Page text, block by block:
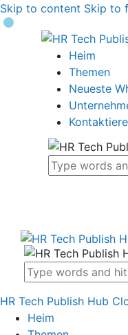
Skip to content Skip to
Heim
Themen
Neueste
HR Tech Publish Hub
Heim